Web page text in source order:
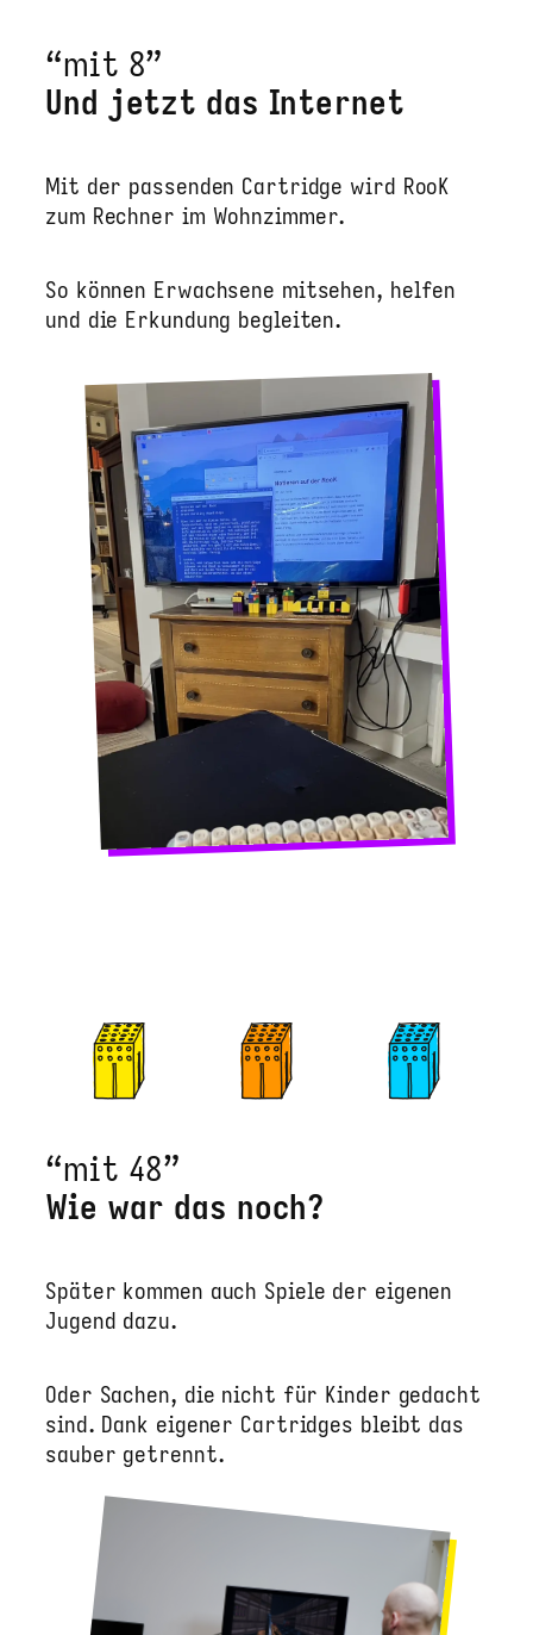
“mit 8”
Und jetzt das Internet
Mit der passenden Cartridge wird RooK
zum Rechner im Wohnzimmer.
So können Erwachsene mitsehen, helfen
und die Erkundung begleiten.
“mit 48”
Wie war das noch?
Später kommen auch Spiele der eigenen
Jugend dazu.
Oder Sachen, die nicht für Kinder gedacht
sind. Dank eigener Cartridges bleibt das
sauber getrennt.